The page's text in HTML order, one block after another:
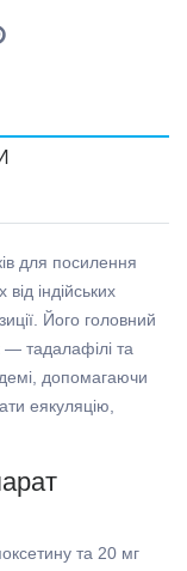
для посилення
індійських
Його головний
— тадалафілі та
допомагаючи
еякуляцію,
та 20 мг